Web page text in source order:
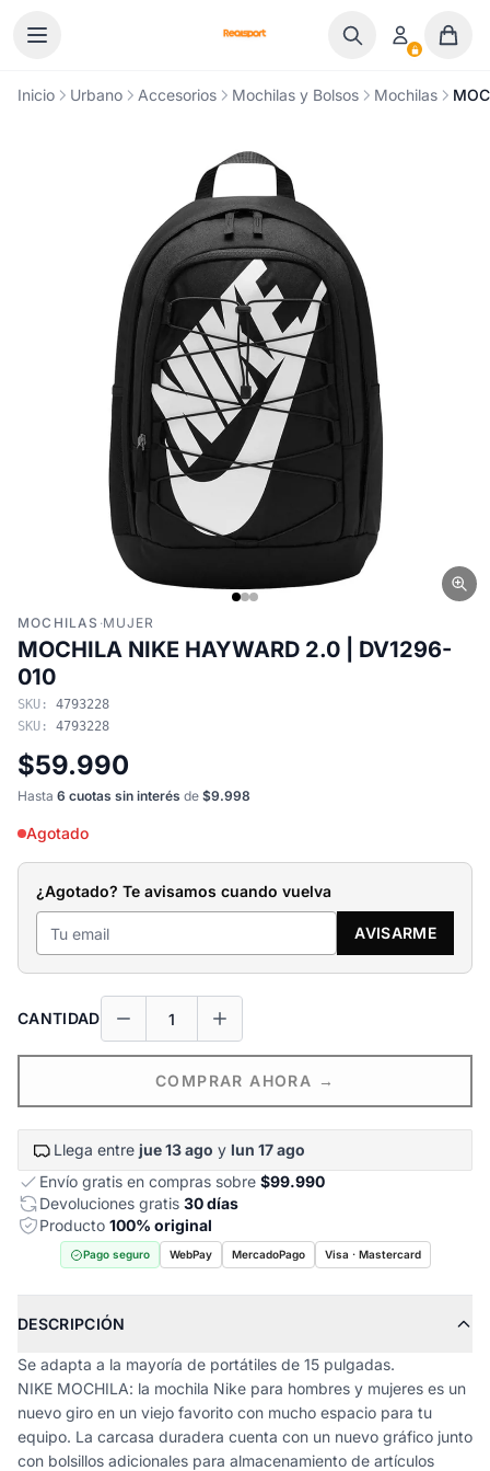
Inicio Urbano Accesorios Mochilas y Bolsos Mochilas
MOCHILAS ·MUJER
MOCHILA NIKE HAYWARD 2.0 | DV1296-
010
SKU:
4793228
SKU:
4793228
$59.990
Hasta 6 cuotas sin interés de $9.998
Agotado
¿Agotado? Te avisamos cuando vuelva
AVISARME
CANTIDAD
COMPRAR AHORA →
Llega entre jue 13 ago y lun 17 ago
Envío gratis en compras sobre $99.990
Devoluciones gratis 30 días
Producto 100% original
Pago seguro WebPay MercadoPago Visa · Mastercard
DESCRIPCIÓN
Se adapta a la mayoría de portátiles de 15 pulgadas.
NIKE MOCHILA: la mochila Nike para hombres y mujeres es un
nuevo giro en un viejo favorito con mucho espacio para tu
equipo. La carcasa duradera cuenta con un nuevo gráfico junto
con bolsillos adicionales para almacenamiento de artículos